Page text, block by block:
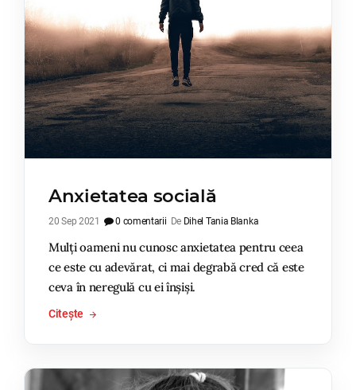
Anxietatea socială
20 Sep 2021 0 comentarii De Dihel Tania Blanka
Mulți oameni nu cunosc anxietatea pentru ceea
ce este cu adevărat, ci mai degrabă cred că este
ceva în neregulă cu ei înșiși.
Citește